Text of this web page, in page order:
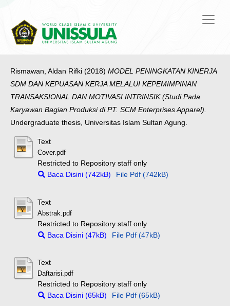
Rismawan, Aldan Rifki (2018) MODEL PENINGKATAN KINERJA
SDM DAN KEPUASAN KERJA MELALUI KEPEMIMPINAN
TRANSAKSIONAL DAN MOTIVASI INTRINSIK (Studi Pada
Karyawan Bagian Produksi di PT. SCM Enterprises Apparel).
Undergraduate thesis, Universitas Islam Sultan Agung.
Text
Cover.pdf
Restricted to Repository staff only
Baca Disini (742kB)
File Pdf (742kB)
Text
Abstrak.pdf
Restricted to Repository staff only
Baca Disini (47kB)
File Pdf (47kB)
Text
Daftarisi.pdf
Restricted to Repository staff only
Baca Disini (65kB)
File Pdf (65kB)